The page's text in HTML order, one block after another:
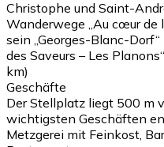
Christophe und Saint-
Wanderwege „Au cœur de
sein „Georges-Blanc-
des Saveurs – Les
km)
Geschäfte
Der Stellplatz liegt 500 m
wichtigsten Geschäften
Metzgerei mit Feinkost,